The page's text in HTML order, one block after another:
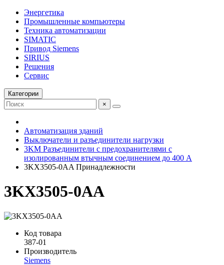
Энергетика
Промышленные компьютеры
Техника автоматизации
SIMATIC
Привод Siemens
SIRIUS
Решения
Сервис
Категории
×
Автоматизация зданий
Выключатели и разъединители нагрузки
3KM Разъединители с предохранителями с
изолированным втычным соединением до 400 А
3KX3505-0AA Принадлежности
3KX3505-0AA
Код товара
387-01
Производитель
Siemens